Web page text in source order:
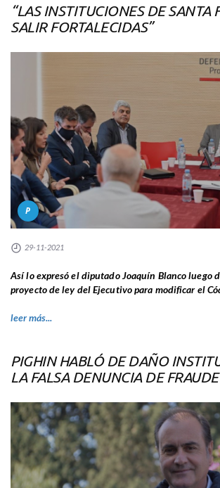
“LAS INSTITUCIONES DE SANTA
SALIR FORTALECIDAS”
P
29-11-2021
Así lo expresó el diputado Joaquín Blanco luego
proyecto de ley del Ejecutivo para modificar el
leer más...
PIGHIN HABLÓ DE DAÑO
LA FALSA DENUNCIA DE FRAUDE